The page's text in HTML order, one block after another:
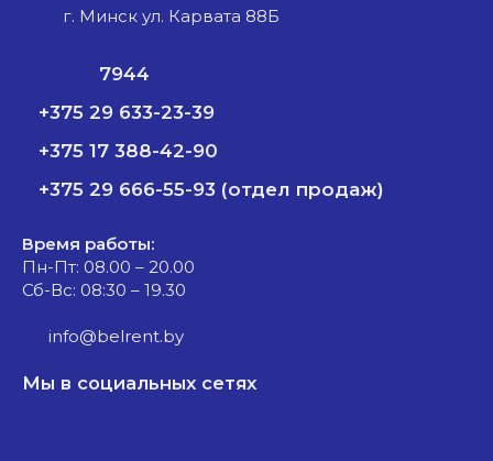
г. Минск ул. Карвата 88Б
7944
+375 29 633-23-39
+375 17 388-42-90
+375 29 666-55-93 (отдел продаж)
Время работы:
Пн-Пт: 08.00 – 20.00
Сб-Вс: 08:30 – 19.30
info@belrent.by
Мы в социальных сетях